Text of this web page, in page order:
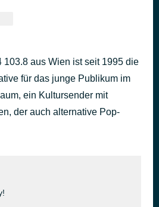
but Cry)
fehlst
vor 1 Tag
103.8 aus Wien ist seit 1995 die
für das junge Publikum im
ein Kultursender mit
der auch alternative Pop-